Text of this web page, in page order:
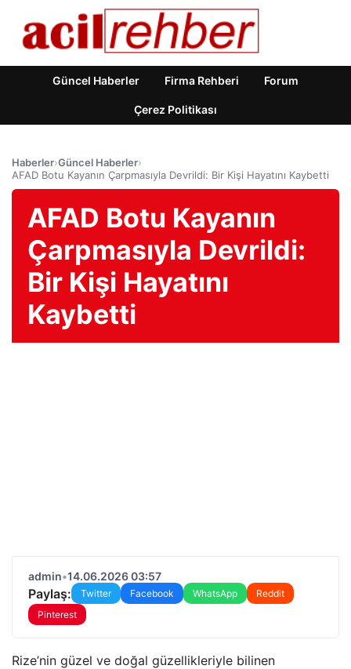
Güncel Haberler Firma Rehberi Forum
Çerez Politikası
Haberler›Güncel Haberler›
AFAD Botu Kayanın Çarpmasıyla Devrildi: Bir Kişi Hayatını Kaybetti
AFAD Botu Kayanın
Çarpmasıyla Devrildi:
Bir Kişi Hayatını
Kaybetti
admin•14.06.2026 03:57
Paylaş: Twitter Facebook WhatsApp
Reddit
Pinterest
Rize’nin güzel ve doğal güzellikleriyle bilinen